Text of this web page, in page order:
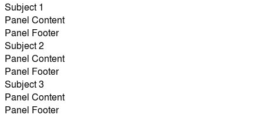
Subject 1
Panel Content
Panel Footer
Subject 2
Panel Content
Panel Footer
Subject 3
Panel Content
Panel Footer